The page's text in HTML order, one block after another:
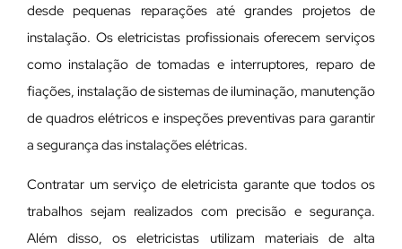
desde pequenas reparações até grandes projetos de
instalação. Os eletricistas profissionais oferecem serviços
como instalação de tomadas e interruptores, reparo de
fiações, instalação de sistemas de iluminação, manutenção
de quadros elétricos e inspeções preventivas para garantir
a segurança das instalações elétricas.
Contratar um serviço de eletricista garante que todos os
trabalhos sejam realizados com precisão e segurança.
Além disso, os eletricistas utilizam materiais de alta